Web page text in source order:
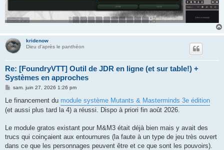
kridenow
Dieu d'après le panthéon
Re: [FoundryVTT] Outil de JDR en ligne (et sur table!) +
Systèmes en approches
M
s
a
sam. juin 27, 2026 1:26 pm
Le financement du module système Mutants & Masterminds 3e édition
(et aussi plus tard la 4) a réussi. Dispo à priori fin août 2026.
Le module gratos existant pour M&M3 était déjà bien mais y avait des
trucs qui coinçaient aux entournures (la faute à un type de jeu très ouvert
dans ce que les personnages peuvent être et ce que sont les pouvoirs).